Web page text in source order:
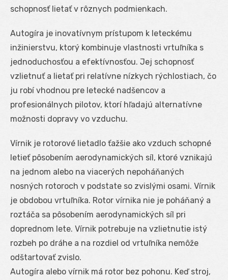
schopnosť lietať v rôznych podmienkach.
Autogíra je inovatívnym prístupom k leteckému
inžinierstvu, ktorý kombinuje vlastnosti vrtuľníka s
jednoduchosťou a efektívnosťou. Jej schopnosť
vzlietnuť a lietať pri relatívne nízkych rýchlostiach, čo
ju robí vhodnou pre letecké nadšencov a
profesionálnych pilotov, ktorí hľadajú alternatívne
možnosti dopravy vo vzduchu.
Vírnik je rotorové lietadlo ťažšie ako vzduch schopné
letieť pôsobením aerodynamických síl, ktoré vznikajú
na jednom alebo na viacerých nepoháňaných
nosných rotoroch v podstate so zvislými osami. Vírnik
je obdobou vrtuľníka. Rotor vírnika nie je poháňaný a
roztáča sa pôsobením aerodynamických síl pri
doprednom lete. Vírnik potrebuje na vzlietnutie istý
rozbeh po dráhe a na rozdiel od vrtuľníka nemôže
odštartovať zvislo.
Autogíra alebo vírnik má rotor bez pohonu. Keď stroj,